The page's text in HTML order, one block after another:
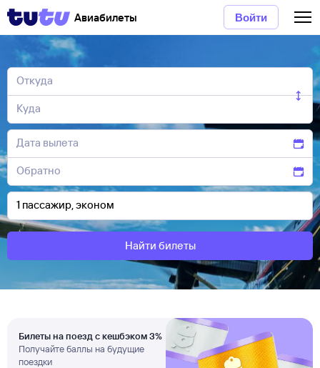
Авиабилеты Войти
Найти билеты
Билеты на поезд с кешбэком 3%
Получайте баллы на будущие
поездки